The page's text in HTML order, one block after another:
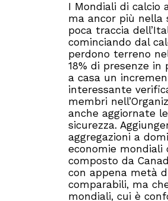
I Mondiali di calcio
ma ancor più nella
poca traccia
cominciando dal
perdono terreno
18% di presenze in
a casa un
interessante
membri
anche aggiornate
sicurezza.
aggregazioni a
economie mondiali
composto da
con appena metà
comparabili, ma
mondiali, cui è